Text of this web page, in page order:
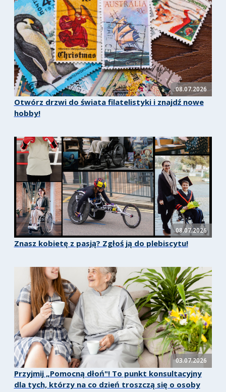
08.07.2026
Otwórz drzwi do świata filatelistyki i znajdź nowe
hobby!
08.07.2026
Znasz kobietę z pasją? Zgłoś ją do plebiscytu!
03.07.2026
Przyjmij „Pomocną dłoń"! To punkt konsultacyjny
dla tych, którzy na co dzień troszczą się o osoby